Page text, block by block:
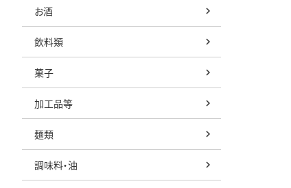
お酒
飲料類
菓子
加工品等
麺類
調味料・油